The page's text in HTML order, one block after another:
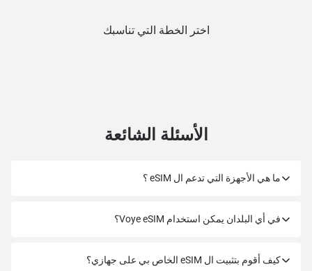
اختر الخطة التي تناسبك
الأسئلة الشائعة
ما هي الأجهزة التي تدعم ال eSIM ؟
في أي البلدان يمكن استخدام Voye eSIM؟
كيف أقوم بتثبيت ال eSIM الخاص بي على جهازي؟